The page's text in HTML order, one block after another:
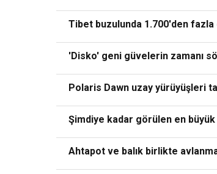
Tibet buzulunda 1.700'den
'Disko' geni güvelerin zamanı
Polaris Dawn uzay yürüyüşleri
Şimdiye kadar görülen en
Ahtapot ve balık birlikte